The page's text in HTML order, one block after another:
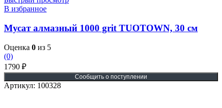
В избранное
Мусат алмазный 1000 grit TUOTOWN, 30 cм
Оценка 0 из 5
(0)
1790 ₽
Артикул: 100328